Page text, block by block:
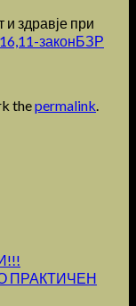
здравје при
законБЗР
thepermalink.
ПРАКТИЧЕН